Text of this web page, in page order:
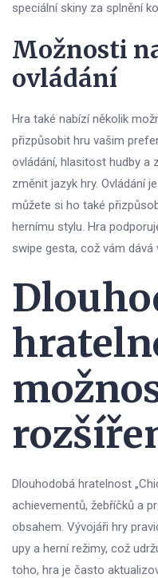
speciální skiny za splnění
Možnosti
ovládání
Hra také nabízí několik
přizpůsobit hru vašim
ovládání, hlasitost hudby a
změnit jazyk hry. Ovládání
můžete si ho také
hernímu stylu. Hra
swipe gesta, což vám
Dlouhodobá hratelnost
achievementů, žebříčků a
obsahem. Vývojáři hry
upy a herní režimy, což
toho, hra je často